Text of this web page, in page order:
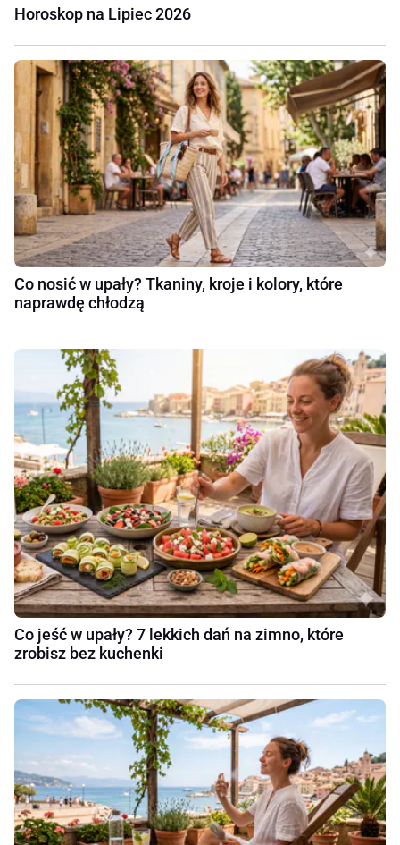
Horoskop na Lipiec 2026
Co nosić w upały? Tkaniny, kroje i kolory, które
naprawdę chłodzą
Co jeść w upały? 7 lekkich dań na zimno, które
zrobisz bez kuchenki